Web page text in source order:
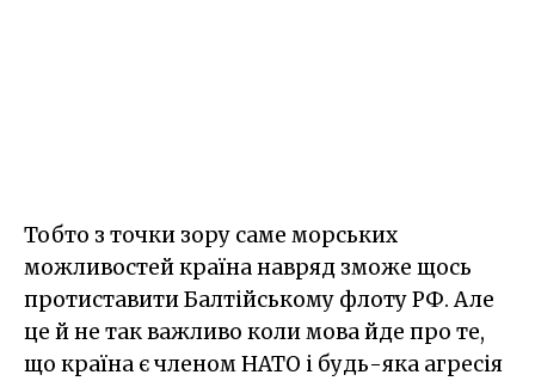
Тобто з точки зору саме морських
можливостей країна навряд зможе щось
протиставити Балтійському флоту РФ. Але
це й не так важливо коли мова йде про те,
що країна є членом НАТО і будь-яка агресія